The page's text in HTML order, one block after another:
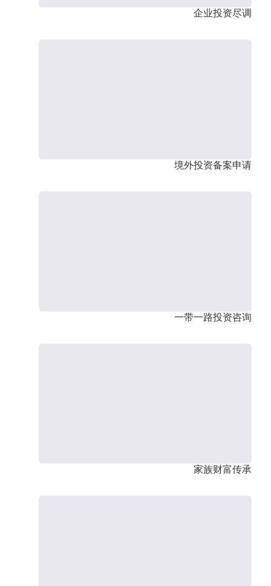
企业投资尽调
境外投资备案申请
一带一路投资咨询
家族财富传承